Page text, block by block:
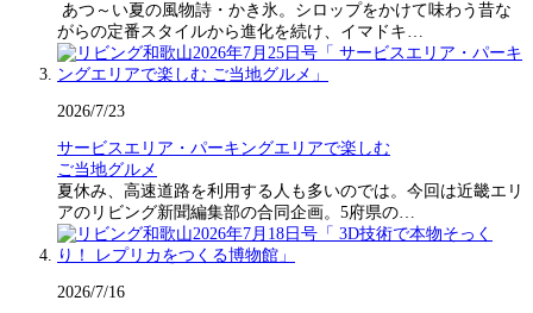
あつ～い夏の風物詩・かき氷。シロップをかけて味わう昔な
がらの定番スタイルから進化を続け、イマドキ…
2026/7/23
サービスエリア・パーキングエリアで楽しむ
ご当地グルメ
夏休み、高速道路を利用する人も多いのでは。今回は近畿エリ
アのリビング新聞編集部の合同企画。5府県の…
2026/7/16